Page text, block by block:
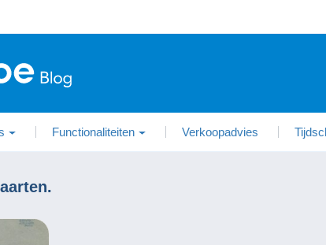
Functionaliteiten Verkoopadvies